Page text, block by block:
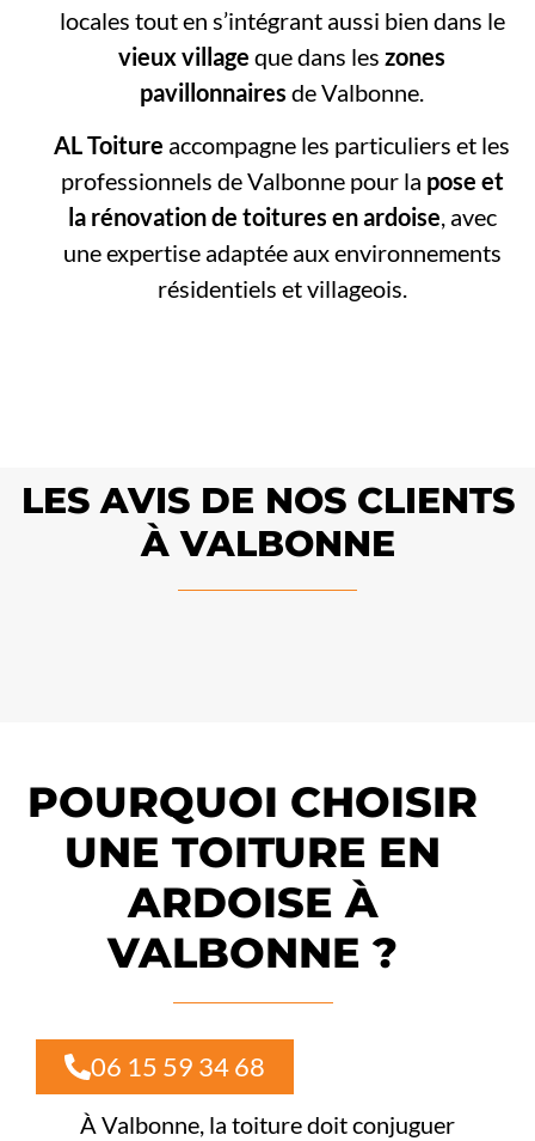
locales tout en s’intégrant aussi bien dans le
vieux village que dans les zones
pavillonnaires de Valbonne.
AL Toiture accompagne les particuliers et les
professionnels de Valbonne pour la pose et
la rénovation de toitures en ardoise, avec
une expertise adaptée aux environnements
résidentiels et villageois.
LES AVIS DE NOS CLIENTS
À VALBONNE
POURQUOI CHOISIR
UNE TOITURE EN
ARDOISE À
VALBONNE ?
06 15 59 34 68
À Valbonne, la toiture doit conjuguer